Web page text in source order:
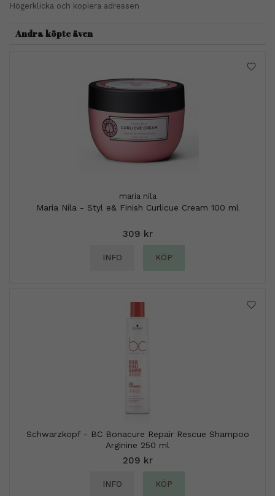
Högerklicka och kopiera adressen
Andra köpte även
maria nila
Maria Nila - Styl e& Finish Curlicue Cream 100 ml
309 kr
INFO KÖP
Schwarzkopf - BC Bonacure Repair Rescue Shampoo
Arginine 250 ml
209 kr
INFO KÖP